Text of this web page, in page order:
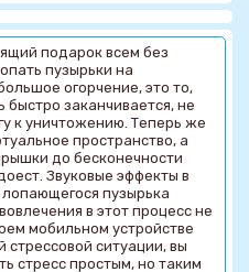
подарок всем без
пузырьки на
огорчение, это то,
быстро заканчивается, не
к уничтожению. Теперь же
пространство, а
до бесконечности
Звуковые эффекты в
лопающегося пузырька
в этот процесс не
мобильном устройстве
ситуации, вы
стресс простым, но таким